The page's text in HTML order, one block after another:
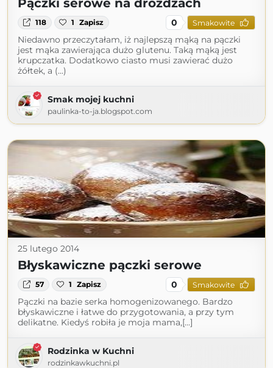
Pączki serowe na drożdżach
118 1 Zapisz 0 Smakowite
Niedawno przeczytałam, iż najlepszą mąką na pączki
jest mąka zawierająca dużo glutenu. Taką mąką jest
krupczatka. Dodatkowo ciasto musi zawierać dużo
żółtek, a (...)
Smak mojej kuchni
paulinka-to-ja.blogspot.com
25 lutego 2014
Błyskawiczne pączki serowe
57 1 Zapisz 0 Smakowite
Pączki na bazie serka homogenizowanego. Bardzo
błyskawiczne i łatwe do przygotowania, a przy tym
delikatne. Kiedyś robiła je moja mama,[...]
Rodzinka w Kuchni
rodzinkawkuchni.pl